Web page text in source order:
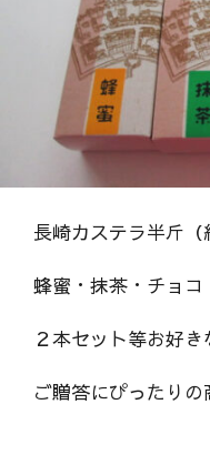
長崎カステラ半斤（
蜂蜜・抹茶・チョコ
２本セット等お好き
ご贈答にぴったりの